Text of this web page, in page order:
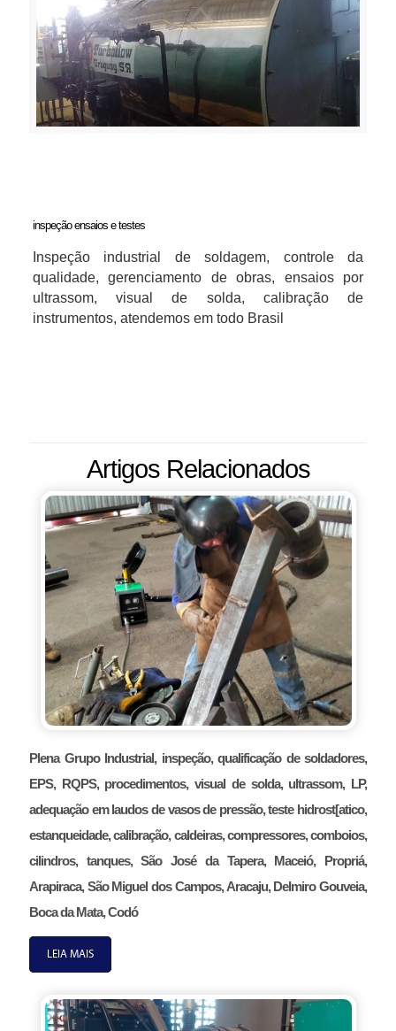
inspeção ensaios e testes
Inspeção industrial de soldagem, controle da
qualidade, gerenciamento de obras, ensaios por
ultrassom, visual de solda, calibração de
instrumentos, atendemos em todo Brasil
Artigos Relacionados
Plena Grupo Industrial, inspeção, qualificação de soldadores,
EPS, RQPS, procedimentos, visual de solda, ultrassom, LP,
adequação em laudos de vasos de pressão, teste hidrost[atico,
estanqueidade, calibração, caldeiras, compressores, comboios,
cilindros, tanques, São José da Tapera, Maceió, Propriá,
Arapiraca, São Miguel dos Campos, Aracaju, Delmiro Gouveia,
Boca da Mata, Codó
LEIA MAIS